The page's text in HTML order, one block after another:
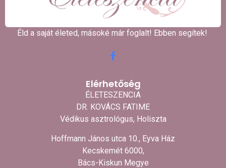
Éld a saját életed, másoké már foglalt! Ebben segítek! ​
Elérhetőség
ÉLETESZENCIA
DR. KOVÁCS FATIME
Védikus asztrológus, Holiszta
Hoffmann János utca 10., Eyva Ház
Kecskemét 6000,
Bács-Kiskun Megye